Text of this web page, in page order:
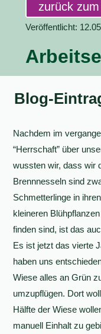
zurück
Veröffentlicht:
Blog-
Nachdem im
“Herrschaft” über
wussten wir, dass wir
Brennnesseln sind
Schmetterlinge in
kleineren
finden sind, ist das
Es ist jetzt das vierte
haben uns
Wiese alles an Grün
umzupflügen. Dort
Hälfte der Wiese
manuell Einhalt zu